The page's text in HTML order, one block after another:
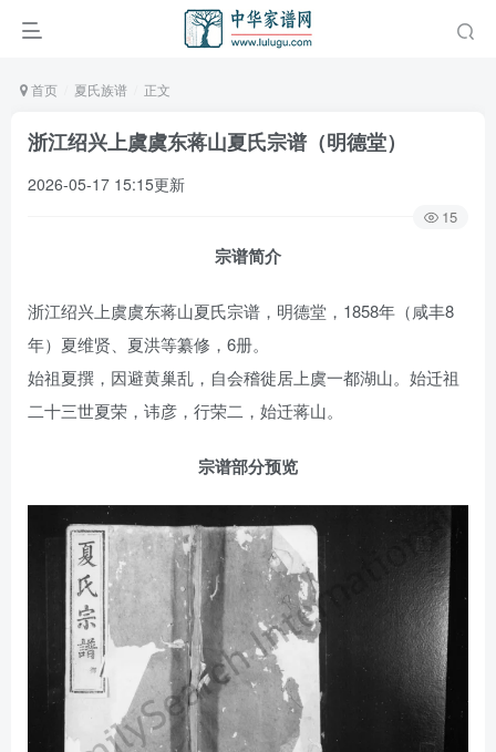
首页 夏氏族谱 正文
浙江绍兴上虞虞东蒋山夏氏宗谱（明德堂）
2026-05-17 15:15更新
15
宗谱简介
浙江绍兴上虞虞东蒋山夏氏宗谱，明德堂，1858年（咸丰8
年）夏维贤、夏洪等纂修，6册。
始祖夏撰，因避黄巢乱，自会稽徙居上虞一都湖山。始迁祖
二十三世夏荣，讳彦，行荣二，始迁蒋山。
宗谱部分预览